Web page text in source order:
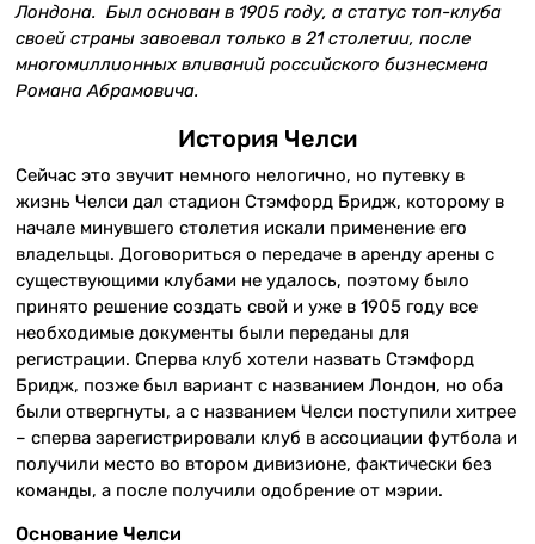
Лондона. Был основан в 1905 году, а статус топ-клуба
своей страны завоевал только в 21 столетии, после
многомиллионных вливаний российского бизнесмена
Романа Абрамовича.
История Челси
Сейчас это звучит немного нелогично, но путевку в
жизнь Челси дал стадион Стэмфорд Бридж, которому в
начале минувшего столетия искали применение его
владельцы. Договориться о передаче в аренду арены с
существующими клубами не удалось, поэтому было
принято решение создать свой и уже в 1905 году все
необходимые документы были переданы для
регистрации. Сперва клуб хотели назвать Стэмфорд
Бридж, позже был вариант с названием Лондон, но оба
были отвергнуты, а с названием Челси поступили хитрее
– сперва зарегистрировали клуб в ассоциации футбола и
получили место во втором дивизионе, фактически без
команды, а после получили одобрение от мэрии.
Основание Челси